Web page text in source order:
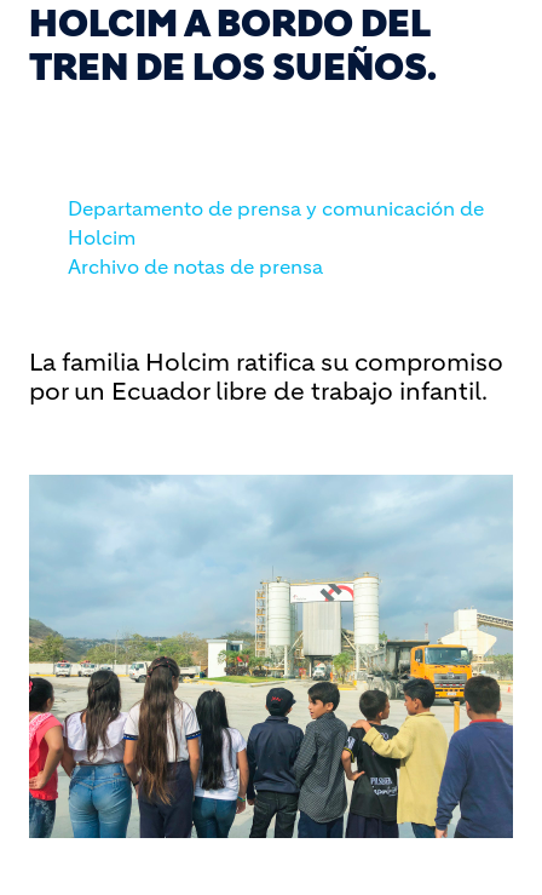
HOLCIM A BORDO DEL
TREN DE LOS SUEÑOS.
Departamento de prensa y comunicación de
Holcim
Archivo de notas de prensa
La familia Holcim ratifica su compromiso
por un Ecuador libre de trabajo infantil.